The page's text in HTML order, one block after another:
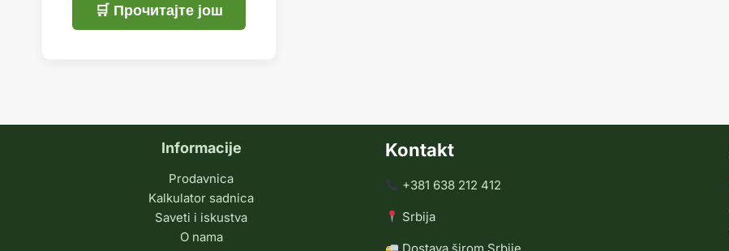
Прочитајте још
Informacije
Prodavnica
Kalkulator sadnica
Saveti i iskustva
O nama
Kontakt
+381 638 212 412
Srbija